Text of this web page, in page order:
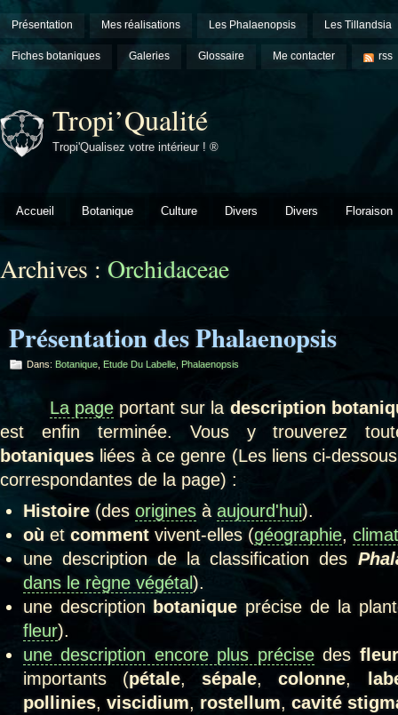
Présentation Mes réalisations Les Phalaenopsis Les Tillandsia
Fiches botaniques Galeries Glossaire Me contacter rss
Tropi’Qualité
Tropi'Qualisez votre intérieur ! ®
Accueil Botanique Culture Divers Divers Floraison
Archives : Orchidaceae
Présentation des Phalaenopsis
Dans: Botanique Etude Du Labelle Phalaenopsis
La pageportant sur la description
est enfin terminée. Vous y trouverez
botaniques liées à ce genre (Les liens ci-
correspondantes de la page) :
Histoire(des originesà aujourd'hui).
où et commentvivent-elles (géographie,
une description de la classification des
dans le règne végétal).
une description botanique précise de la
fleur).
une description encore plus précisedes
importants (pétale,sépale,colonne,
pollinies, viscidium, rostellum, cavité